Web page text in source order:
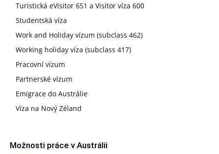
Turistická eVisitor 651 a Visitor víza 600
Studentská víza
Work and Holiday vízum (subclass 462)
Working holiday víza (subclass 417)
Pracovní vízum
Partnerské vízum
Emigrace do Austrálie
Víza na Nový Zéland
Možnosti práce v Austrálii